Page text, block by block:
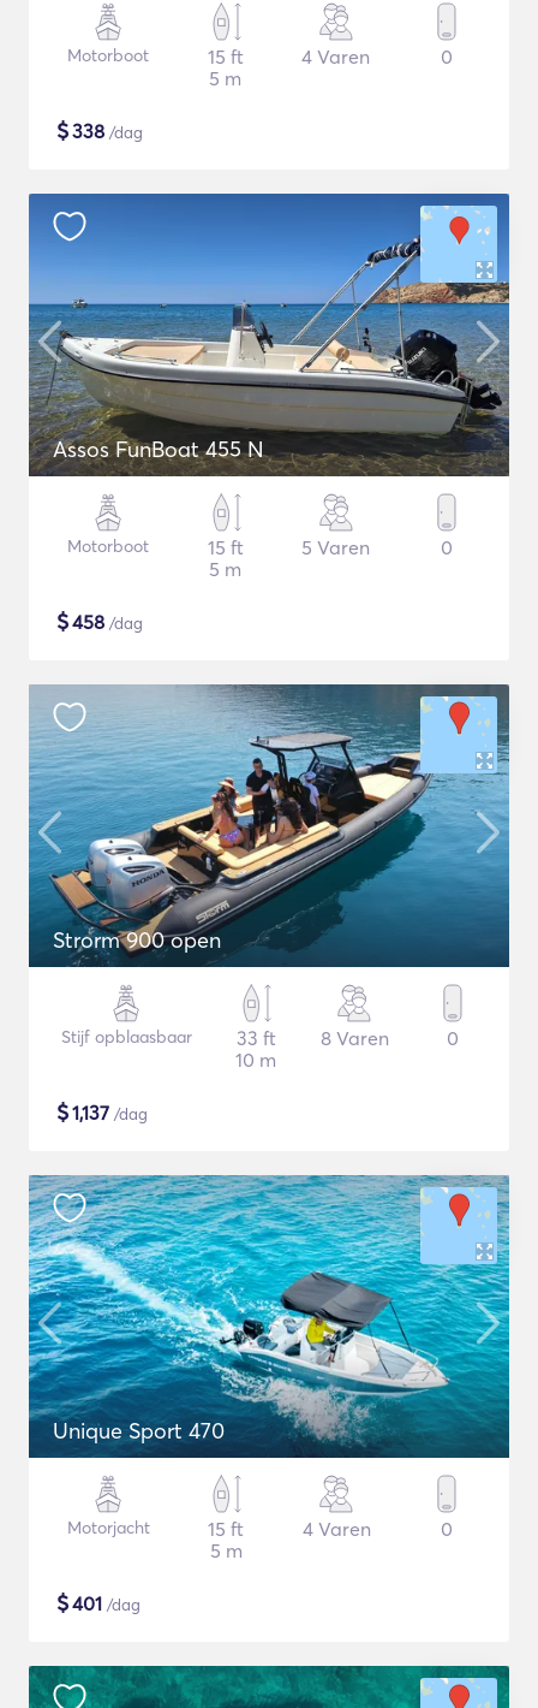
Motorboot
15 ft
5 m
4 Varen 0
$338 /dag
Assos FunBoat 455 N
Motorboot
15 ft
5 m
5 Varen 0
$458 /dag
Strorm 900 open
Stijf opblaasbaar
33 ft
10 m
8 Varen 0
$1,137 /dag
Unique Sport 470
Motorjacht
15 ft
5 m
4 Varen 0
$401 /dag